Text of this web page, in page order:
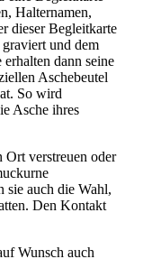
Halternamen,
dieser Begleitkarte
und dem
dann seine
Aschebeutel
So wird
Asche ihres
Ort verstreuen oder
sie auch die Wahl,
Den Kontakt
Wunsch auch